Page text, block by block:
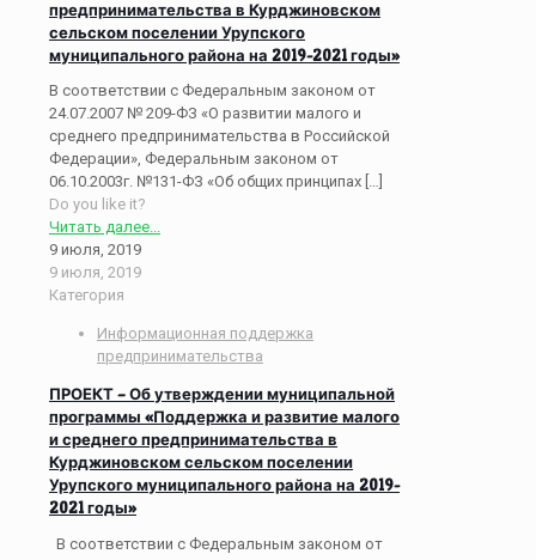
предпринимательства в Курджиновском
сельском поселении Урупского
муниципального района на 2019-2021 годы»
В соответствии с Федеральным законом от
24.07.2007 № 209-ФЗ «О развитии малого и
среднего предпринимательства в Российской
Федерации», Федеральным законом от
06.10.2003г. №131-ФЗ «Об общих принципах […]
Do you like it?
Читать далее...
9 июля, 2019
9 июля, 2019
Категория
Информационная поддержка
предпринимательства
ПРОЕКТ – Об утверждении муниципальной
программы «Поддержка и развитие малого
и среднего предпринимательства в
Курджиновском сельском поселении
Урупского муниципального района на 2019-
2021 годы»
В соответствии с Федеральным законом от